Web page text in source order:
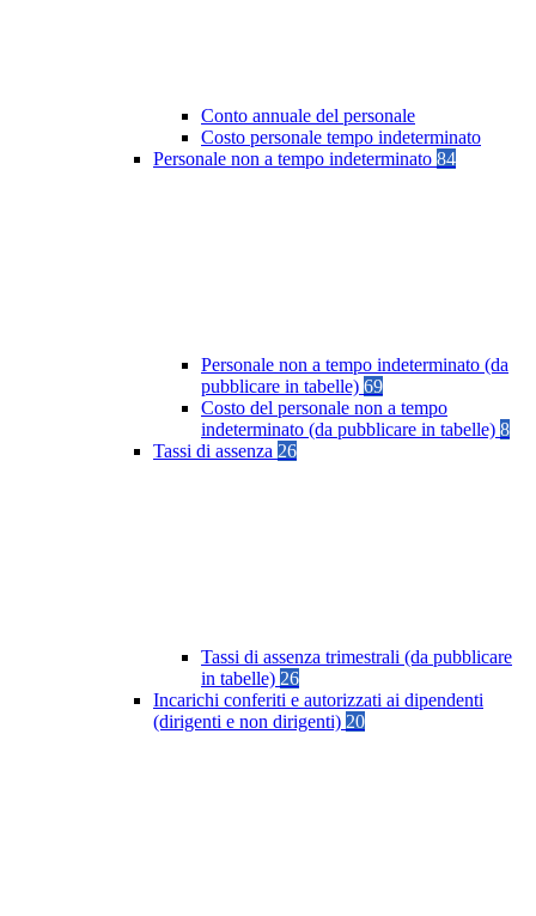
Conto annuale del personale
Costo personale tempo indeterminato
Personale non a tempo indeterminato 84
Personale non a tempo indeterminato (da
pubblicare in tabelle) 69
Costo del personale non a tempo
indeterminato (da pubblicare in tabelle) 8
Tassi di assenza 26
Tassi di assenza trimestrali (da pubblicare
in tabelle) 26
Incarichi conferiti e autorizzati ai dipendenti
(dirigenti e non dirigenti) 20